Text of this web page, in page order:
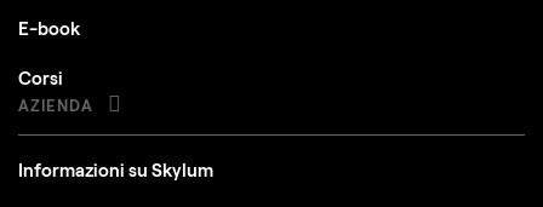
E-book
Corsi
AZIENDA
Informazioni su Skylum